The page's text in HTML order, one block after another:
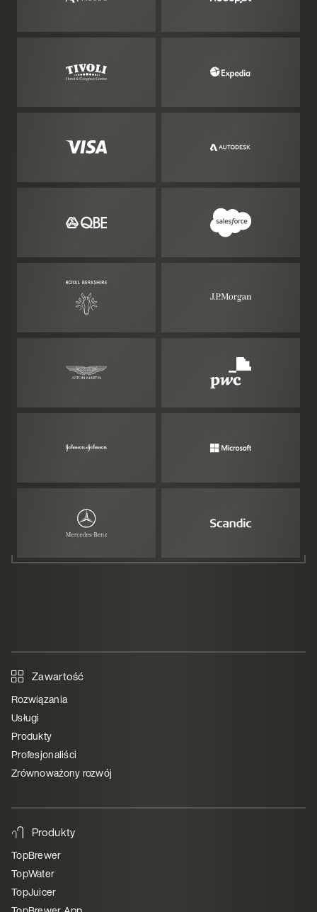
Zawartość
Rozwiązania
Usługi
Produkty
Profesjonaliści
Zrównoważony rozwój
Produkty
TopBrewer
TopWater
TopJuicer